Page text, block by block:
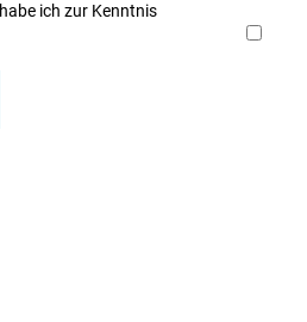
habe ich zur Kenntnis